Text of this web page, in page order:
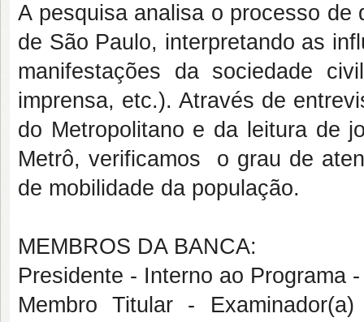
A pesquisa analisa o processo
de São Paulo, interpretando as
manifestações da sociedade
imprensa, etc.). Através de
do Metropolitano e da leitura de
Metrô, verificamos o grau de
de mobilidade da população.
MEMBROS DA BANCA:
Presidente - Interno ao Programa
Membro Titular -